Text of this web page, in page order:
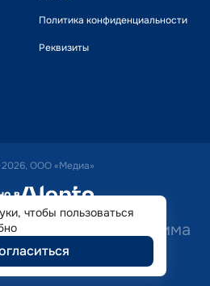
Политика конфиденциальности
Реквизиты
ООО «Медиа»
в alente
Необходима
специалиста.
чтобы пользоваться